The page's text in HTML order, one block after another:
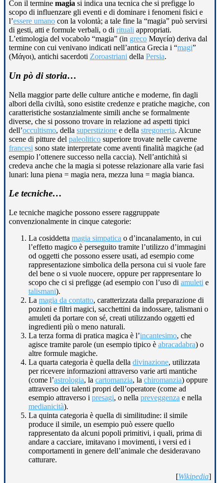
Con il termine magia si indica una tecnica che si prefigge lo
scopo di influenzare gli eventi e di dominare i fenomeni fisici e
l’essere umano con la volontà; a tale fine la “magia” può servirsi
di gesti, atti e formule verbali, o di rituali appropriati.
L’etimologia del vocabolo “magia” (in greco Μαγεία) deriva dal
termine con cui venivano indicati nell’antica Grecia i “magi”
(Μάγοι), antichi sacerdoti Zoroastriani della Persia.
Un pò di storia…
Nella maggior parte delle culture antiche e moderne, fin dagli
albori della civiltà, sono esistite credenze e pratiche magiche, con
caratteristiche sostanzialmente simili anche se formalmente
diverse, che si possono trovare in relazione ad aspetti tipici
dell’occultismo, della superstizione e della stregoneria. Alcune
scene di pitture del paleolitico superiore trovate nelle caverne
francesi sono state interpretate come aventi finalità magiche (ad
esempio l’ottenere successo nella caccia). Nell’antichità si
credeva anche che la magia si potesse relazionare alla varie fasi
lunari: luna piena = magia nera, mezza luna = magia bianca.
Le tecniche…
Le tecniche magiche possono essere raggruppate
convenzionalmente in cinque categorie:
La cosiddetta magia simpatica o d’incanalamento, in cui
l’effetto magico è perseguito tramite l’utilizzo d’immagini
od oggetti che possono essere usati, ad esempio come
rappresentazione simbolica della persona cui si vuole fare
del bene o si vuole nuocere, oppure per rappresentare lo
scopo che ci si prefigge (ad esempio con l’uso di amuleti e
talismani).
La magia da contatto, caratterizzata dalla preparazione di
pozioni e filtri magici, sacchettini da indossare, talismani o
amuleti da portare con sé, creati utilizzando oggetti ed
ingredienti più o meno naturali.
La terza forma di pratica magica è l’incantesimo, che
agisce tramite parole (un esempio tipico è abracadabra) o
altre formule magiche.
La quarta categoria è quella della divinazione, utilizzata
per ricevere informazioni attraverso varie arti mantiche
(come l’astrologia, la cartomanzia, la chiromanzia) oppure
attraverso dei talenti propri dell’operatore (come ad
esempio attraverso i presagi, o nella preveggenza e nella
medianicità).
La quinta categoria è quella di similitudine: il simile
produce il simile, un esempio può essere quello
rappresentato da alcuni popoli primitivi, i quali, prima di
andare a cacciare, imitavano i movimenti, i versi ed i
comportamenti in genere dell’animale che desideravano
catturare.
[Wikipedia]